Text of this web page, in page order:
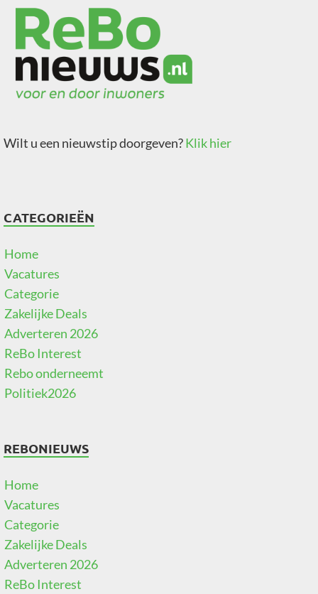
Wilt u een nieuwstip doorgeven?Klik hier
CATEGORIEËN
Home
Vacatures
Categorie
Zakelijke Deals
Adverteren 2026
ReBo Interest
Rebo onderneemt
Politiek2026
REBONIEUWS
Home
Vacatures
Categorie
Zakelijke Deals
Adverteren 2026
ReBo Interest